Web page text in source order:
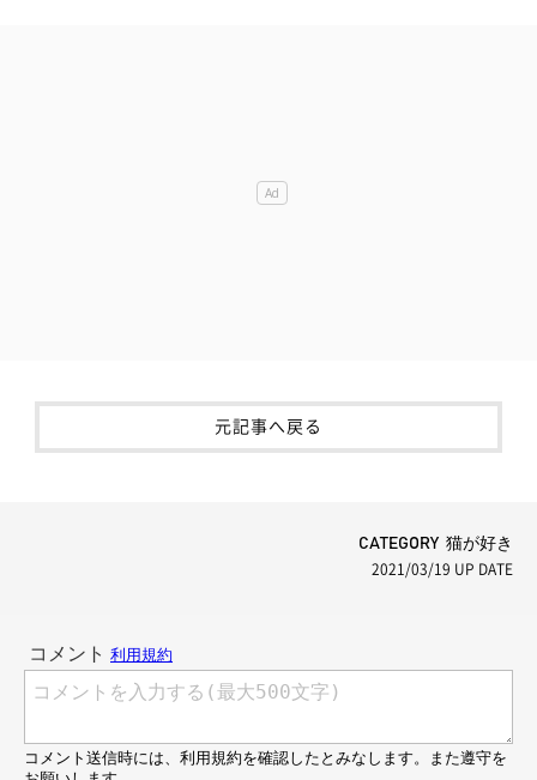
元記事へ戻る
CATEGORY 猫が好き
2021/03/19 UP DATE